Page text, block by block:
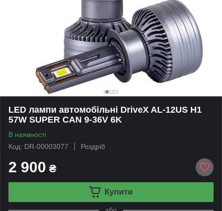
LED лампи автомобільні DriveX AL-12US H1
57W SUPER CAN 9-36V 6K
В наявності
Код: DR-00003077
Роздріб
2 900 ₴
Купити